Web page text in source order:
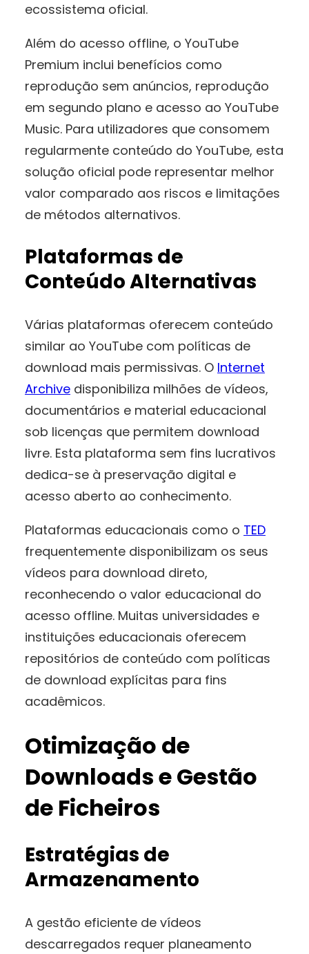
ecossistema oficial.
Além do acesso offline, o YouTube
Premium inclui benefícios como
reprodução sem anúncios, reprodução
em segundo plano e acesso ao YouTube
Music. Para utilizadores que consomem
regularmente conteúdo do YouTube, esta
solução oficial pode representar melhor
valor comparado aos riscos e limitações
de métodos alternativos.
Plataformas de
Conteúdo Alternativas
Várias plataformas oferecem conteúdo
similar ao YouTube com políticas de
download mais permissivas. O Internet
Archive disponibiliza milhões de vídeos,
documentários e material educacional
sob licenças que permitem download
livre. Esta plataforma sem fins lucrativos
dedica-se à preservação digital e
acesso aberto ao conhecimento.
Plataformas educacionais como o TED
frequentemente disponibilizam os seus
vídeos para download direto,
reconhecendo o valor educacional do
acesso offline. Muitas universidades e
instituições educacionais oferecem
repositórios de conteúdo com políticas
de download explícitas para fins
acadêmicos.
Otimização de
Downloads e Gestão
de Ficheiros
Estratégias de
Armazenamento
A gestão eficiente de vídeos
descarregados requer planeamento